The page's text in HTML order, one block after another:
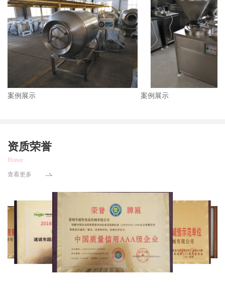
案例展示 案例展示
资质荣誉
Honor
查看更多